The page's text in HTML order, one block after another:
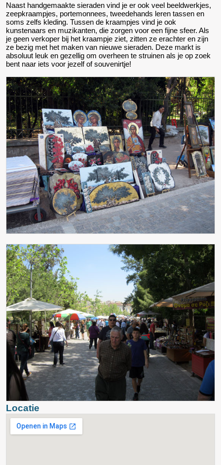
Naast handgemaakte sieraden vind je er ook veel beeldwerkjes,
zeepkraampjes, portemonnees, tweedehands leren tassen en
soms zelfs kleding. Tussen de kraampjes vind je ook
kunstenaars en muzikanten, die zorgen voor een fijne sfeer. Als
je geen verkoper bij het kraampje ziet, zitten ze erachter en zijn
ze bezig met het maken van nieuwe sieraden. Deze markt is
absoluut leuk en gezellig om overheen te struinen als je op zoek
bent naar iets voor jezelf of souvenirtje!
Locatie